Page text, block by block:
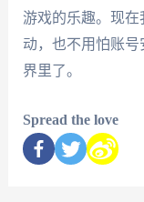
游戏的乐趣。现
动，也不用怕账
界里了。
Spread the love